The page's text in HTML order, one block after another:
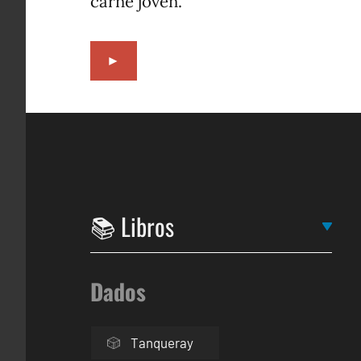
►
Dados
Tanqueray